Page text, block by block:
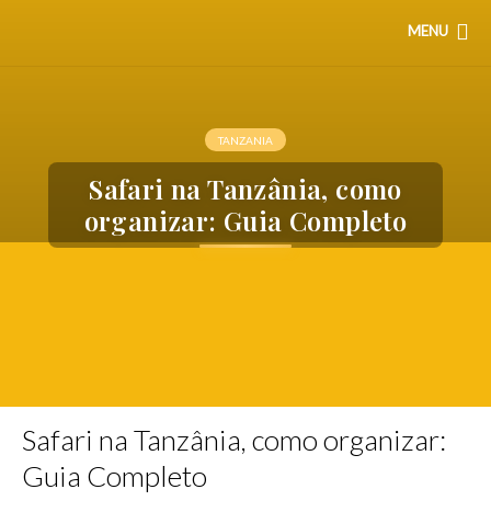
MENU
TANZANIA
Safari na Tanzânia, como
organizar: Guia Completo
Safari na Tanzânia, como organizar:
Guia Completo